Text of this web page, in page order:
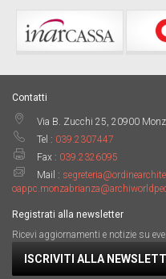
Contatti
Via B. Zucchi 25, 20900
Tel : 039.2307447
Fax : 039.2326095
Mail :
Registrati alla newsletter
Ricevi aggiornamenti e notizie su
ISCRIVITI ALLA